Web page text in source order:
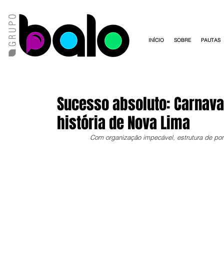
INÍCIO SOBRE PAUTAS
Sucesso absoluto:
história de Nova Lima
Com organização impecável, estrutura de